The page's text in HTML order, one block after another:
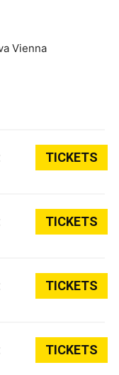
Vienna
TICKETS
TICKETS
TICKETS
TICKETS